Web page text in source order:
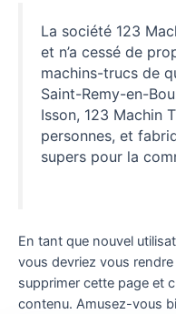
La société 123
et n’a cessé de
machins-trucs de
Saint-Remy-en-
Isson, 123 Machin
personnes, et
supers pour la
En tant que nouvel
vous devriez vous rendre
supprimer cette page et
contenu. Amusez-vous